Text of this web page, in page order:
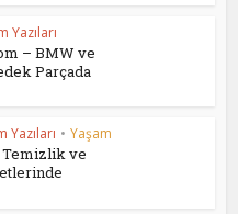
Yazıları
– BMW ve
Parçada
Yazıları • Yaşam
ve